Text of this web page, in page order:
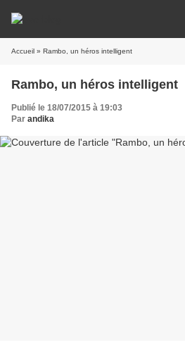
Accueil » Rambo, un héros intelligent
Rambo, un héros intelligent
Publié le 18/07/2015 à 19:03
Par andika